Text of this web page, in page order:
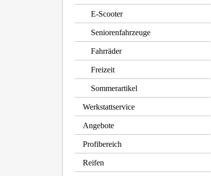
E-Scooter
Seniorenfahrzeuge
Fahrräder
Freizeit
Sommerartikel
Werkstattservice
Angebote
Profibereich
Reifen